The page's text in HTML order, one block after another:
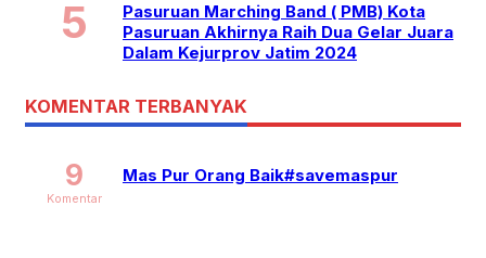
Pasuruan Marching Band ( PMB) Kota
Pasuruan Akhirnya Raih Dua Gelar Juara
Dalam Kejurprov Jatim 2024
KOMENTAR TERBANYAK
Mas Pur Orang Baik#savemaspur
9
Komentar